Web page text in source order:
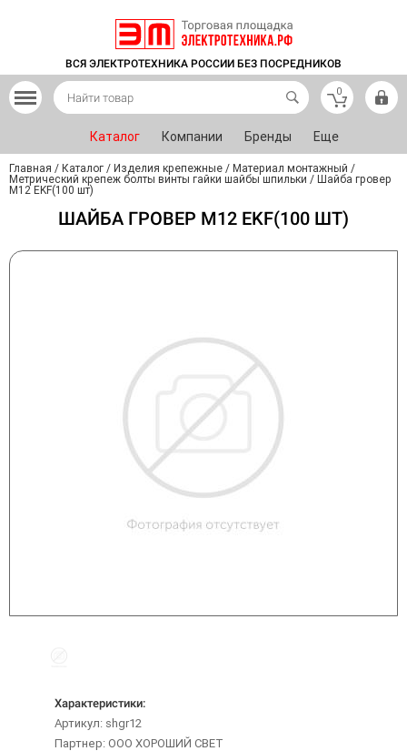
ВСЯ ЭЛЕКТРОТЕХНИКА РОССИИ БЕЗ ПОСРЕДНИКОВ
0
Каталог Компании Бренды Еще
Главная / Каталог / Изделия крепежные / Материал монтажный /
Метрический крепеж болты винты гайки шайбы шпильки / Шайба гровер
M12 EKF(100 шт)
ШАЙБА ГРОВЕР M12 EKF(100 ШТ)
Характеристики:
Артикул: shgr12
Партнер: ООО ХОРОШИЙ СВЕТ